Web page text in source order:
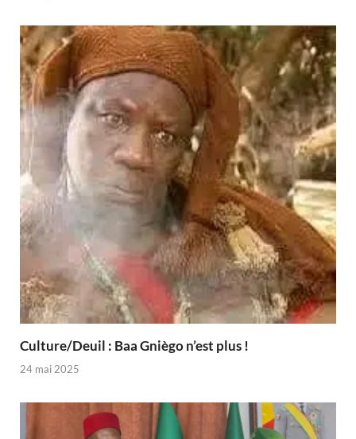
Culture/Deuil : Baa Gniègo n’est plus !
24 mai 2025